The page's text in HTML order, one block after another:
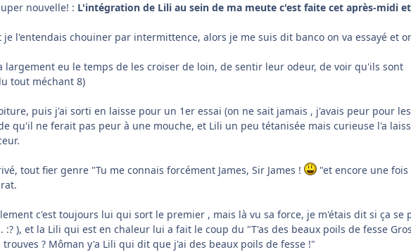
nouvelle! : L'intégration de Lili au sein de ma meute c'est faite cet après-midi
l'entendais chouiner par intermittence, alors je me suis dit banco on va essayé et
largement eu le temps de les croiser de loin, de sentir leur odeur, de voir qu'ils sont
tout méchant 8)
puis j'ai sorti en laisse pour un 1er essai (on ne sait jamais , j'avais peur pour les
qu'il ne ferait pas peur à une mouche, et Lili un peu tétanisée mais curieuse l'a
tout fier genre "Tu me connais forcément James, Sir James !
"et encore une fois
c'est toujours lui qui sort le premier , mais là vu sa force, je m'étais dit si ça se
), et la Lili qui est en chaleur lui a fait le coup du "T'as des beaux poils de fesse Gros
? Môman y'a Lili qui dit que j'ai des beaux poils de fesse !"